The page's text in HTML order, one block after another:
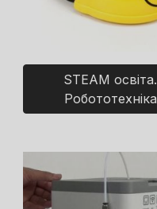
STEAM освіта.
Робототехніка